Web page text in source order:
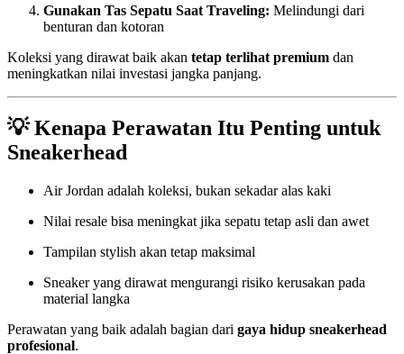
Gunakan Tas Sepatu Saat Traveling: Melindungi dari
benturan dan kotoran
Koleksi yang dirawat baik akan tetap terlihat premium dan
meningkatkan nilai investasi jangka panjang.
💡Kenapa Perawatan Itu Penting untuk
Sneakerhead
Air Jordan adalah koleksi, bukan sekadar alas kaki
Nilai resale bisa meningkat jika sepatu tetap asli dan awet
Tampilan stylish akan tetap maksimal
Sneaker yang dirawat mengurangi risiko kerusakan pada
material langka
Perawatan yang baik adalah bagian dari gaya hidup sneakerhead
profesional.